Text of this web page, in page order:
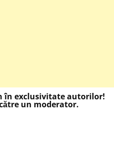
în exclusivitate autorilor!
un moderator.